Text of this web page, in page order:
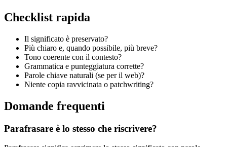
Checklist rapida
Il significato è preservato?
Più chiaro e, quando possibile, più breve?
Tono coerente con il contesto?
Grammatica e punteggiatura corrette?
Parole chiave naturali (se per il web)?
Niente copia ravvicinata o patchwriting?
Domande frequenti
Parafrasare è lo stesso che riscrivere?